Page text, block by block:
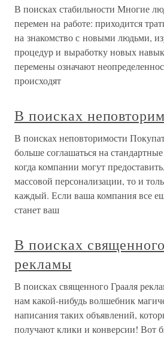
В поисках стабильности Многие
перемен на работе: приходится
на знакомство с новыми людьми,
процедур и выработку новых
перемены означают
происходят
В поисках
В поисках неповторимости
больше соглашаться на
когда компании могут
массовой персонализации, то и
каждый. Если ваша компания все
станет ваш
В поисках
рекламы
В поисках священного Грааля
нам какой-нибудь волшебник
написания таких объявлений,
получают клики и конверсии! Вот